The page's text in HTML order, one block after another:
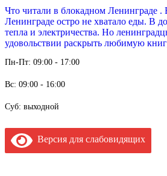
Что читали в блокадном Ленинграде .
Ленинграде остро не хватало еды. В
тепла и электричества. Но
удовольствии раскрыть любимую
Пн-Пт: 09:00 - 17:00
Вс: 09:00 - 16:00
Суб: выходной
Версия для слабовидящих